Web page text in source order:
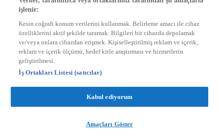
kralmuzik.com.tr
işlenir:
Kesin coğrafi konum verilerini kullanmak. Belirleme amacı ile cihaz
özelliklerini aktif şekilde taramak. Bilgileri bir cihazda depolamak
ve/veya onlara cihazdan erişmek. Kişiselleştirilmiş reklam ve içerik,
reklam ve içerik ölçümü, hedef kitle araştırması ve hizmetlerin
geliştirilmesi.
İş Ortakları Listesi (satıcılar)
Kabul ediyorum
Amaçları Göster